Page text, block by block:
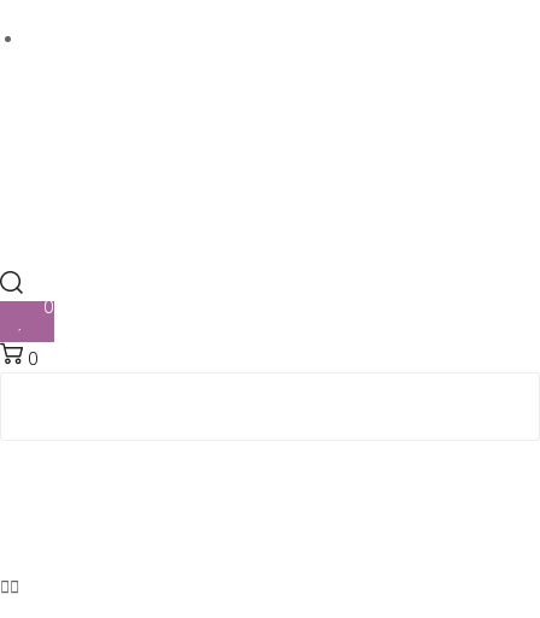
0
0